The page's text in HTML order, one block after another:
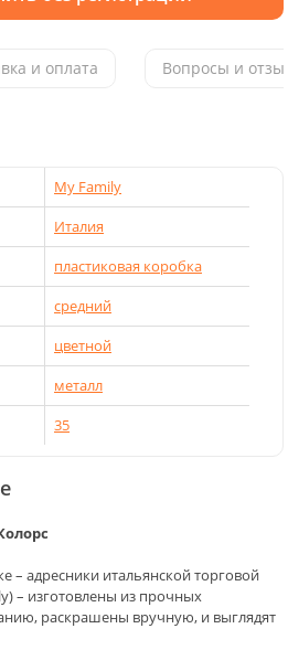
и оплата Вопросы и
My Family
Италия
пластиковая коробка
средний
цветной
металл
35
– адресники итальянской торговой
– изготовлены из прочных
раскрашены вручную, и выглядят